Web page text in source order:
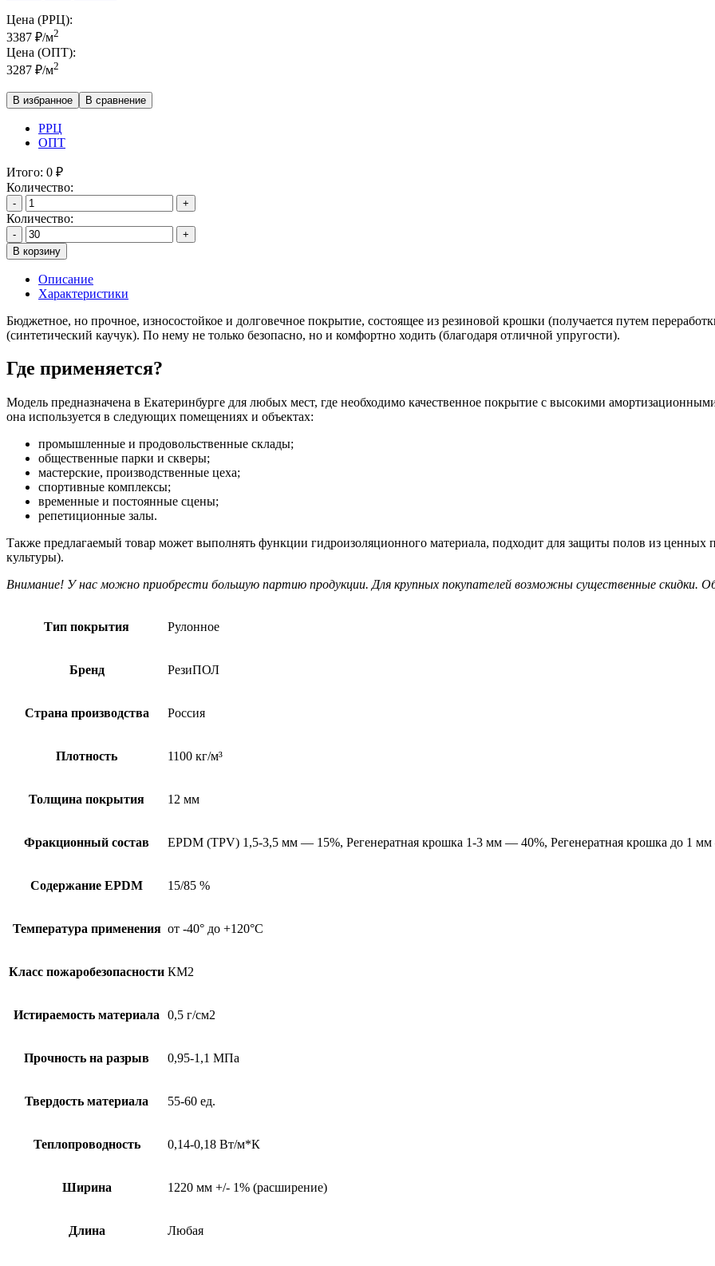
Цена (РРЦ):
3387 ₽/м2
Цена (ОПТ):
3287 ₽/м2
В избранное В сравнение
РРЦ
ОПТ
Итого: 0 ₽
Количество:
- +
Количество:
-
+
В корзину
Описание
Характеристики
Бюджетное, но прочное, износостойкое и долговечное покрытие, состоящее из резиновой крошки (получается путем
(синтетический каучук). По нему не только безопасно, но и комфортно ходить (благодаря отличной упругости).
Где применяется?
Модель предназначена в Екатеринбурге для любых мест, где необходимо качественное покрытие с высокими
она используется в следующих помещениях и объектах:
промышленные и продовольственные склады;
общественные парки и скверы;
мастерские, производственные цеха;
спортивные комплексы;
временные и постоянные сцены;
репетиционные залы.
Также предлагаемый товар может выполнять функции гидроизоляционного материала, подходит для защиты полов из ценных
культуры).
Внимание! У нас можно приобрести большую партию продукции. Для крупных покупателей возможны существенные скидки.
Тип покрытия Рулонное
Бренд РезиПОЛ
Страна производства Россия
Плотность 1100 кг/м³
Толщина покрытия 12 мм
Фракционный состав EPDM (TPV) 1,5-3,5 мм — 15%, Регенератная крошка 1-3 мм — 40%, Регенератная крошка до 1
Содержание EPDM 15/85 %
Температура применения от -40° до +120°С
Класс пожаробезопасности КМ2
Истираемость материала 0,5 г/см2
Прочность на разрыв 0,95-1,1 МПа
Твердость материала 55-60 ед.
Теплопроводность 0,14-0,18 Вт/м*К
Ширина 1220 мм +/- 1% (расширение)
Длина Любая